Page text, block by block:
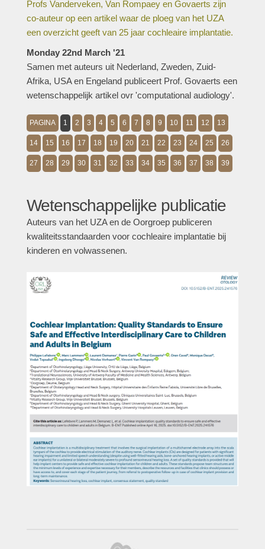
Profs Vanderveken, Van Rompaey en Govaerts zijn
co-auteur op een artikel waar de ploeg van het UZA
een overzicht geeft van 25 jaar cochleaire implantatie.
Monday 22nd March '21
Samen met auteurs uit Nederland, Zweden, Zuid-
Afrika, USA en Engeland publiceert Prof. Govaerts een
wetenschappelijk artikel ovr 'computational audiology'.
PAGINA 1 2 3 4 5 6 7 8 9 10 11 12 13
14 15 16 17 18 19 20 21 22 23 24 25 26
27 28 29 30 31 32 33 34 35 36 37 38 39
Wetenschappelijke publicatie
Auteurs van het UZA en de Oorgroep publiceren
kwaliteitsstandaarden voor cochleaire implantatie bij
kinderen en volwassenen.